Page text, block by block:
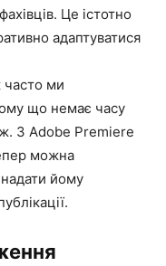
Це істотно
адаптуватися
часто ми
що немає часу
З Adobe Premiere
можна
надати йому